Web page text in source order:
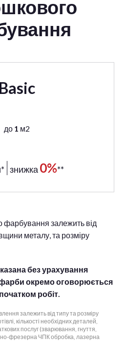
Basic
до 1 м2
знижка0%**
фарбування залежить від
металу, та розміру
без урахування
окремо оговорюється
робіт.
залежить від типу та розміру
кількості необхідних деталей,
послуг (зварювання, гнуття,
фрезерна ЧПК обробка, лазерна